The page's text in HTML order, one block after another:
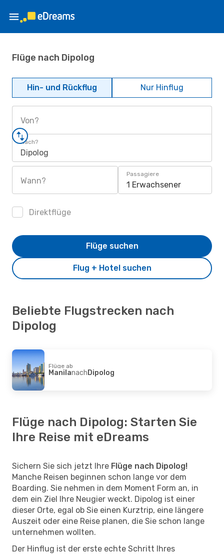
Flüge nach Dipolog
Hin- und Rückflug Nur Hinflug
Von?
Nach?
Dipolog
Wann?
Passagiere
1 Erwachsener
Direktflüge
Flug + Hotel suchen
Flüge suchen
Beliebte Flugstrecken nach
Dipolog
Flüge ab
ManilanachDipolog
Flüge nach Dipolog: Starten Sie
Ihre Reise mit eDreams
Sichern Sie sich jetzt Ihre Flüge nach Dipolog!
Manche Reisen beginnen schon lange vor dem
Boarding. Sie nehmen in dem Moment Form an, in
dem ein Ziel Ihre Neugier weckt. Dipolog ist einer
dieser Orte, egal ob Sie einen Kurztrip, eine längere
Auszeit oder eine Reise planen, die Sie schon lange
unternehmen wollten.
Der Hinflug ist der erste echte Schritt Ihres